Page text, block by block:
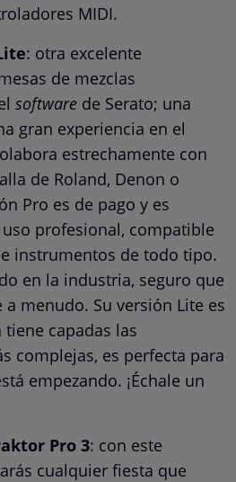
MIDI.
: otra excelente
de mezclas
software de Serato; una
gran experiencia en el
estrechamente con
de Roland, Denon o
Pro es de pago y es
profesional, compatible
instrumentos de todo tipo.
en la industria, seguro que
a menudo. Su versión Lite es
capadas las
complejas, es perfecta para
empezando. ¡Échale un
Pro 3: con este
cualquier fiesta que